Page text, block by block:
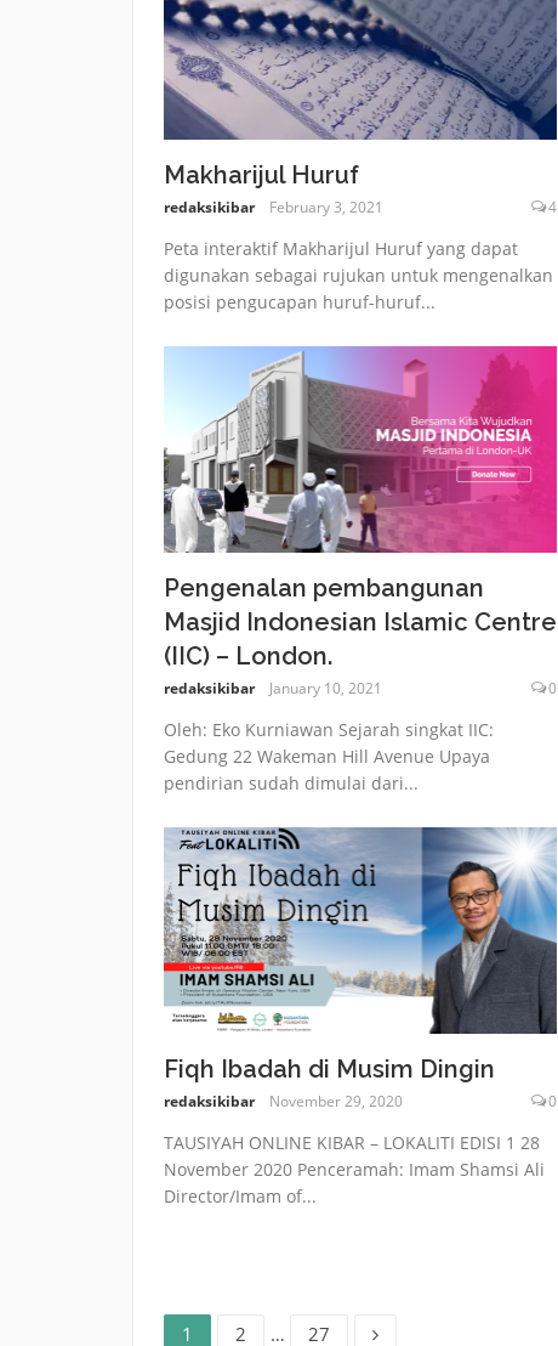
Makharijul Huruf
redaksikibar February 3, 2021 4
Peta interaktif Makharijul Huruf yang dapat
digunakan sebagai rujukan untuk mengenalkan
posisi pengucapan huruf-huruf...
Pengenalan pembangunan
Masjid Indonesian Islamic Centre
(IIC) – London.
redaksikibar January 10, 2021 0
Oleh: Eko Kurniawan Sejarah singkat IIC:
Gedung 22 Wakeman Hill Avenue Upaya
pendirian sudah dimulai dari...
Fiqh Ibadah di Musim Dingin
redaksikibar November 29, 2020 0
TAUSIYAH ONLINE KIBAR – LOKALITI EDISI 1 28
November 2020 Penceramah: Imam Shamsi Ali
Director/Imam of...
Posts
Page
1 2 … 27